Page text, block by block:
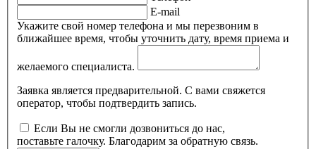
E-mail
Укажите свой номер телефона и мы перезвоним в
ближайшее время, чтобы уточнить дату, время приема и
желаемого специалиста.
Заявка является предварительной. С вами свяжется
оператор, чтобы подтвердить запись.
Если Вы не смогли дозвониться до нас,
поставьте галочку. Благодарим за обратную связь.